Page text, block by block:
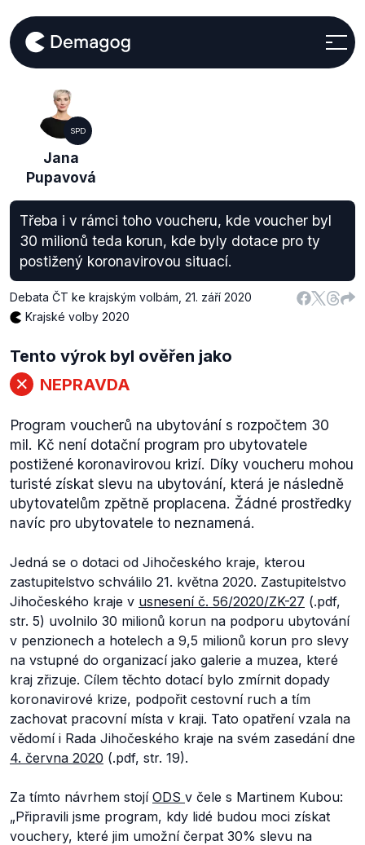
SPD
Jana
Pupavová
Třeba i v rámci toho voucheru, kde voucher byl
30 milionů teda korun, kde byly dotace pro ty
postižený koronavirovou situací.
Debata ČT ke krajským volbám 21. září 2020
Krajské volby 2020
Tento výrok byl ověřen jako
NEPRAVDA
Program voucherů na ubytování s rozpočtem 30
mil. Kč není dotační program pro ubytovatele
postižené koronavirovou krizí. Díky voucheru mohou
turisté získat slevu na ubytování, která je následně
ubytovatelům zpětně proplacena. Žádné prostředky
navíc pro ubytovatele to neznamená.
Jedná se o dotaci od Jihočeského kraje, kterou
zastupitelstvo schválilo 21. května 2020. Zastupitelstvo
Jihočeského kraje v usnesení č. 56/2020/ZK-27 (.pdf,
str. 5) uvolnilo 30 milionů korun na podporu ubytování
v penzionech a hotelech a 9,5 milionů korun pro slevy
na vstupné do organizací jako galerie a muzea, které
kraj zřizuje. Cílem těchto dotací bylo zmírnit dopady
koronavirové krize, podpořit cestovní ruch a tím
zachovat pracovní místa v kraji. Tato opatření vzala na
vědomí i Rada Jihočeského kraje na svém zasedání dne
4. června 2020 (.pdf, str. 19).
Za tímto návrhem stojí ODS v čele s Martinem Kubou:
„Připravili jsme program, kdy lidé budou moci získat
vouchery, které jim umožní čerpat 30% slevu na